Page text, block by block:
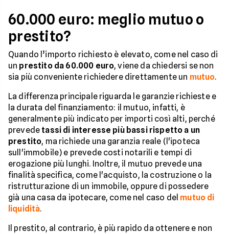
60.000 euro: meglio mutuo o
prestito?
Quando l’importo richiesto è elevato, come nel caso di
un prestito da 60.000 euro, viene da chiedersi se non
sia più conveniente richiedere direttamente un mutuo.
La differenza principale riguarda le garanzie richieste e
la durata del finanziamento: il mutuo, infatti, è
generalmente più indicato per importi così alti, perché
prevede tassi di interesse più bassi rispetto a un
prestito, ma richiede una garanzia reale (l'ipoteca
sull'immobile) e prevede costi notarili e tempi di
erogazione più lunghi. Inoltre, il mutuo prevede una
finalità specifica, come l'acquisto, la costruzione o la
ristrutturazione di un immobile, oppure di possedere
già una casa da ipotecare, come nel caso del mutuo di
liquidità.
Il prestito, al contrario, è più rapido da ottenere e non